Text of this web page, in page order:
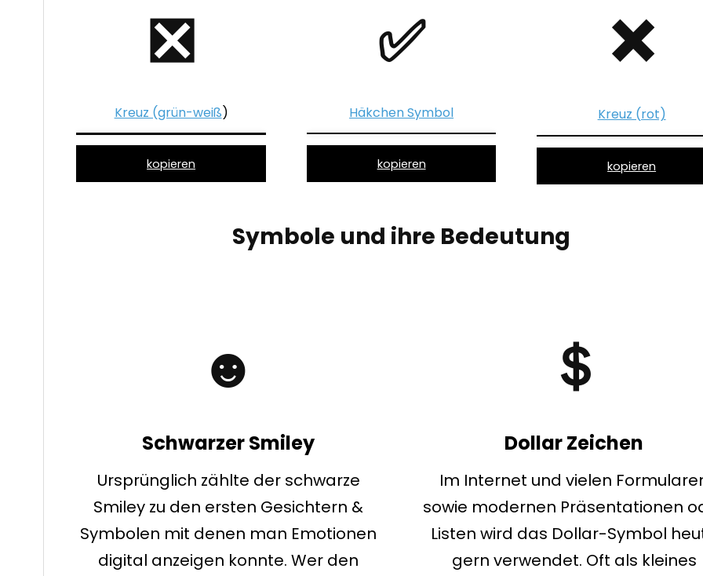
❎
Kreuz (grün-weiß)
kopieren
✅
Häkchen Symbol
kopieren
❌
Kreuz (rot)
kopieren
Symbole und ihre Bedeutung
☻
Schwarzer Smiley
Ursprünglich zählte der schwarze
Smiley zu den ersten Gesichtern &
Symbolen mit denen man Emotionen
digital anzeigen konnte. Wer den
＄
Dollar Zeichen
Im Internet und vielen
sowie modernen Präsentationen
Listen wird das Dollar-Symbol
gern verwendet. Oft als kleines